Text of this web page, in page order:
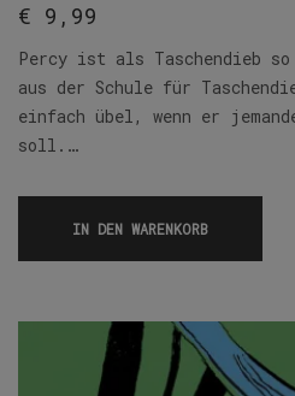
€ 9,99
Percy ist als Taschendieb
aus der Schule für
einfach übel, wenn er
soll.…
IN DEN WARENKORB